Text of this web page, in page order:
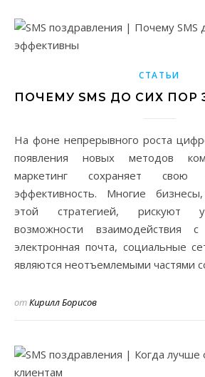
СТАТЬИ
ПОЧЕМУ SMS ДО СИХ
На фоне непрерывного роста цифровых технологий и
появления новых методов
маркетинг сохраняет свою
эффективность. Многие
этой стратегией, рискуют
возможности взаимодействия
электронная почта, социальные
являются неотъемлемыми частями
отКирилл Борисов